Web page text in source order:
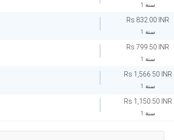
1 سنة
Rs 832.00 INR
1 سنة
Rs 799.50 INR
1 سنة
Rs 1,566.50 INR
1 سنة
Rs 1,150.50 INR
1 سنة